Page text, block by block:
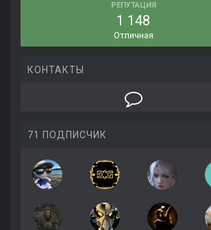
РЕПУТАЦИЯ
1 148
Отличная
КОНТАКТЫ
71 ПОДПИСЧИК